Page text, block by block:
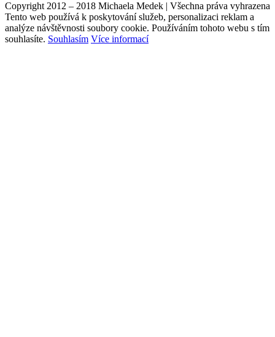
Copyright 2012 – 2018 Michaela Medek | Všechna práva vyhrazena
Tento web používá k poskytování služeb, personalizaci reklam a
analýze návštěvnosti soubory cookie. Používáním tohoto webu s tím
souhlasíte. Souhlasím Více informací